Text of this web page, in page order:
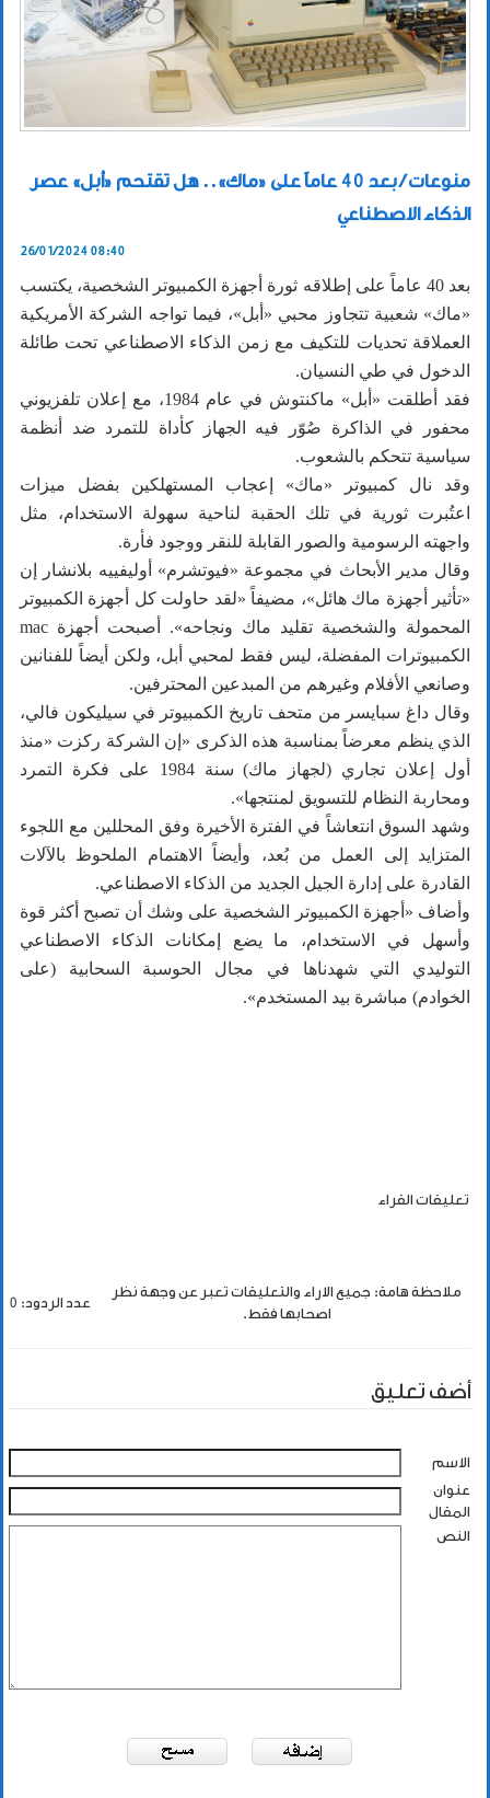
منوعات / بعد 40 عاماً على «ماك».. هل تقتحم «أبل» عصر
الذكاء الاصطناعي
26/01/2024 08:40
بعد 40 عاماً على إطلاقه ثورة أجهزة الكمبيوتر الشخصية، يكتسب
«ماك» شعبية تتجاوز محبي «أبل»، فيما تواجه الشركة الأمريكية
العملاقة تحديات للتكيف مع زمن الذكاء الاصطناعي تحت طائلة
الدخول في طي النسيان.
فقد أطلقت «أبل» ماكنتوش في عام 1984، مع إعلان تلفزيوني
محفور في الذاكرة صُوّر فيه الجهاز كأداة للتمرد ضد أنظمة
سياسية تتحكم بالشعوب.
وقد نال كمبيوتر «ماك» إعجاب المستهلكين بفضل ميزات
اعتُبرت ثورية في تلك الحقبة لناحية سهولة الاستخدام، مثل
واجهته الرسومية والصور القابلة للنقر ووجود فأرة.
وقال مدير الأبحاث في مجموعة «فيوتشرم» أوليفييه بلانشار إن
«تأثير أجهزة ماك هائل»، مضيفاً «لقد حاولت كل أجهزة الكمبيوتر
المحمولة والشخصية تقليد ماك ونجاحه». أصبحت أجهزة mac
الكمبيوترات المفضلة، ليس فقط لمحبي أبل، ولكن أيضاً للفنانين
وصانعي الأفلام وغيرهم من المبدعين المحترفين.
وقال داغ سبايسر من متحف تاريخ الكمبيوتر في سيليكون فالي،
الذي ينظم معرضاً بمناسبة هذه الذكرى «إن الشركة ركزت «منذ
أول إعلان تجاري (لجهاز ماك) سنة 1984 على فكرة التمرد
ومحاربة النظام للتسويق لمنتجها».
وشهد السوق انتعاشاً في الفترة الأخيرة وفق المحللين مع اللجوء
المتزايد إلى العمل من بُعد، وأيضاً الاهتمام الملحوظ بالآلات
القادرة على إدارة الجيل الجديد من الذكاء الاصطناعي.
وأضاف «أجهزة الكمبيوتر الشخصية على وشك أن تصبح أكثر قوة
وأسهل في الاستخدام، ما يضع إمكانات الذكاء الاصطناعي
التوليدي التي شهدناها في مجال الحوسبة السحابية (على
الخوادم) مباشرة بيد المستخدم».
تعليقات القراء
ملاحظة هامة: جميع الاراء والتعليقات تعبر عن وجهة نظر
اصحابها فقط.
عدد الردود: 0
أضف تعليق
الاسم
عنوان
المقال
النص